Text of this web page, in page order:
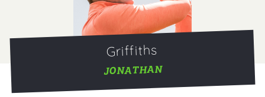
Griffiths
JONATHAN